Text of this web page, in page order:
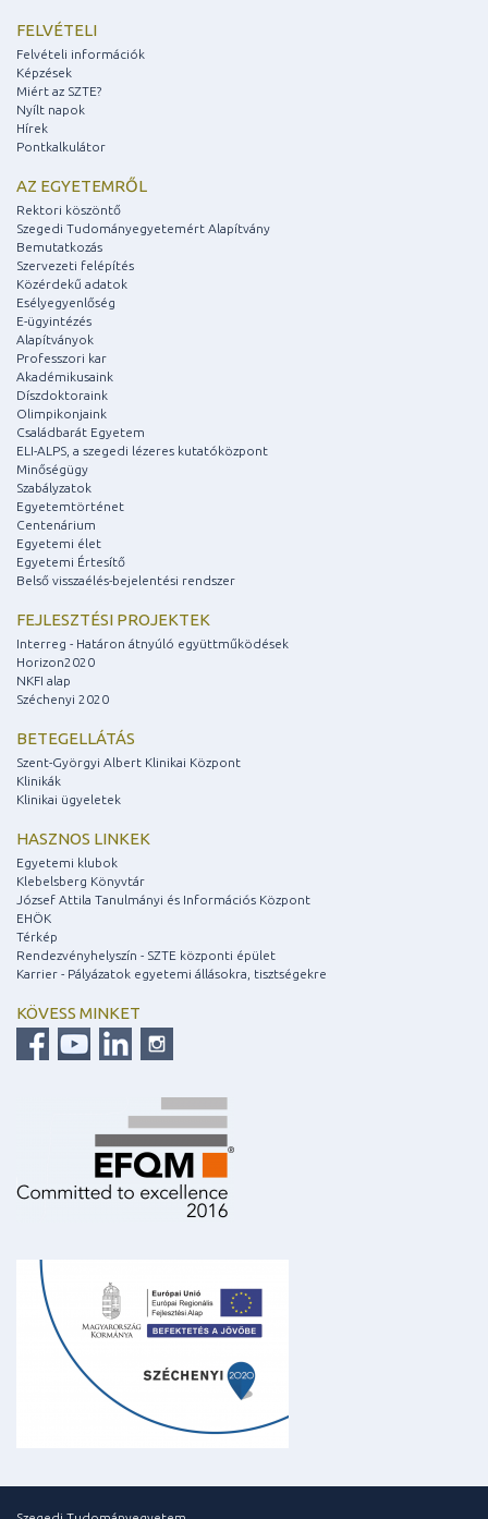
FELVÉTELI
Felvételi információk
Képzések
Miért az SZTE?
Nyílt napok
Hírek
Pontkalkulátor
AZ EGYETEMRŐL
Rektori köszöntő
Szegedi Tudományegyetemért Alapítvány
Bemutatkozás
Szervezeti felépítés
Közérdekű adatok
Esélyegyenlőség
E-ügyintézés
Alapítványok
Professzori kar
Akadémikusaink
Díszdoktoraink
Olimpikonjaink
Családbarát Egyetem
ELI-ALPS, a szegedi lézeres kutatóközpont
Minőségügy
Szabályzatok
Egyetemtörténet
Centenárium
Egyetemi élet
Egyetemi Értesítő
Belső visszaélés-bejelentési rendszer
FEJLESZTÉSI PROJEKTEK
Interreg - Határon átnyúló együttműködések
Horizon2020
NKFI alap
Széchenyi 2020
BETEGELLÁTÁS
Szent-Györgyi Albert Klinikai Központ
Klinikák
Klinikai ügyeletek
HASZNOS LINKEK
Egyetemi klubok
Klebelsberg Könyvtár
József Attila Tanulmányi és Információs Központ
EHÖK
Térkép
Rendezvényhelyszín - SZTE központi épület
Karrier - Pályázatok egyetemi állásokra, tisztségekre
KÖVESS MINKET